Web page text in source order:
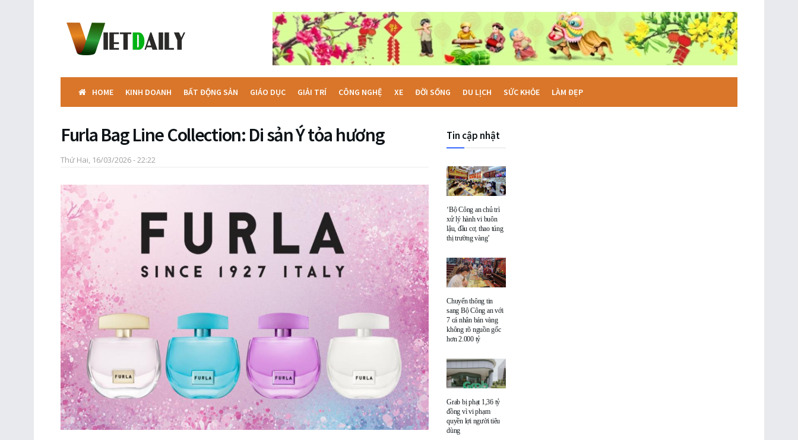
HOME KINH DOANH BẤT ĐỘNG SẢN GIÁO DỤC GIẢI TRÍ CÔNG NGHỆ XE ĐỜI SỐNG DU LỊCH SỨC KHỎE LÀM ĐẸP
Furla Bag Line Collection: Di sản Ý tỏa hương
Thứ Hai, 16/03/2026 - 22:22
Tin cập nhật
‘Bộ Công an chủ trì
xử lý hành vi buôn
lậu, đầu cơ, thao túng
thị trường vàng’
Chuyển thông tin
sang Bộ Công an với
7 cá nhân bán vàng
không rõ nguồn gốc
hơn 2.000 tỷ
Grab bị phạt 1,36 tỷ
đồng vì vi phạm
quyền lợi người tiêu
dùng